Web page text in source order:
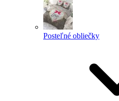
Posteľné obliečky